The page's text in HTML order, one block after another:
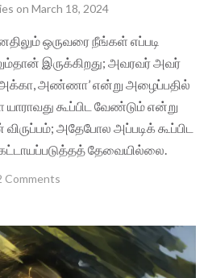
on March 18, 2024
ஒருவரை நீங்கள் எப்படி
இருக்கிறது; அவரவர் அவர்
‘அக்கா, அண்ணா’ என்று அழைப்பதில்
கூப்பிட வேண்டும் என்று
அதேபோல அப்படிக் கூப்பிட
தேவையில்லை.
Comments